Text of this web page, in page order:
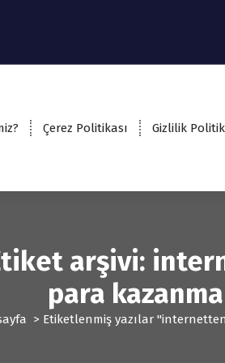
Çerez Politikası Gizlilik
arşivi:
para
> Etiketlenmiş yazılar